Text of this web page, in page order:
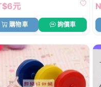
元
購物車 詢價車